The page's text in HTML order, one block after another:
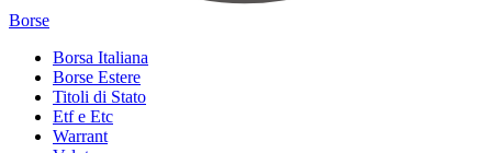
Borse
Borsa Italiana
Borse Estere
Titoli di Stato
Etf e Etc
Warrant